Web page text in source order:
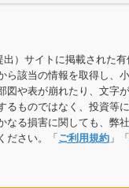
）サイトに掲載された
ら該当の情報を取得し、
図や表が崩れたり、文字
るものではなく、投資
る損害に関しても、弊
ださい。「 ご利用規約 」「